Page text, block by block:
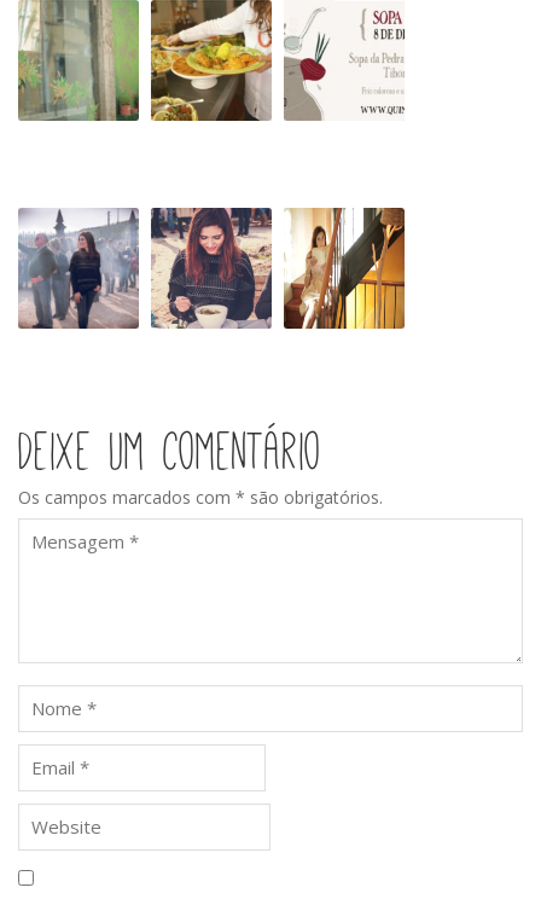
Restaurante
100%
Bio
Almoço
de
sabor
cor
Portuguese
Travel
Guide:
Sopa
da
Sopa
Pedra
Biológica
Deixe um comentário
Os campos marcados com * são obrigatórios.